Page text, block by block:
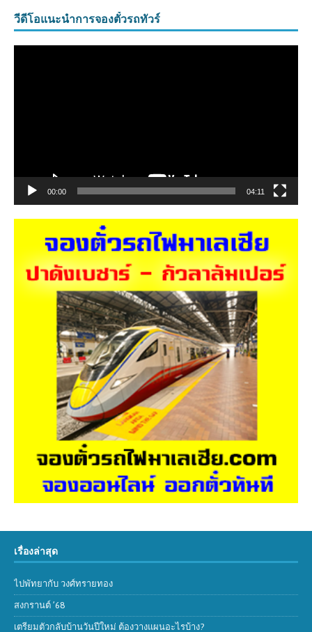
วีดีโอแนะนำการจองตั๋วรถทัวร์
00:00 04:11
เรื่องล่าสุด
ไปพัทยากับ วงศ์ทรายทอง
สงกรานต์ ’68
เตรียมตัวกลับบ้านวันปีใหม่ ต้องวางแผนอะไรบ้าง?